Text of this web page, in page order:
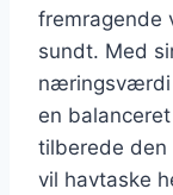
fremragende
sundt. Med
næringsværdi
en
tilberede den
vil havtaske